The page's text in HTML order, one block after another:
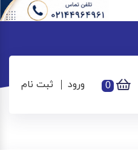
0 ورود ثبت نام